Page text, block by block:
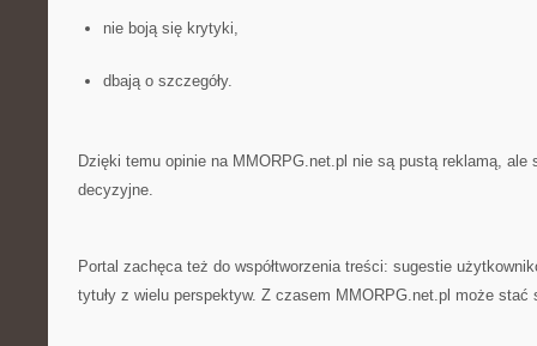
nie boją się krytyki,
dbają o szczegóły.
Dzięki temu opinie na MMORPG.net.pl nie są pustą reklamą, ale
decyzyjne.
Portal zachęca też do współtworzenia treści: sugestie
tytuły z wielu perspektyw. Z czasem MMORPG.net.pl może stać